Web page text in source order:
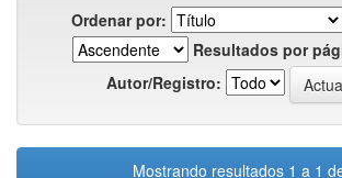
Ordenar por:
Resultados por
Autor/Registro:
Mostrando resultados 1 a 1